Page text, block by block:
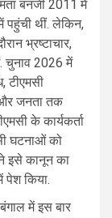
बनर्जी 2011 में
पहुंची थीं. लेकिन,
भ्रष्टाचार,
चुनाव 2026 में
टीएमसी
और जनता तक
के कार्यकर्ता
घटनाओं को
इसे कानून का
पेश किया.
में इस बार